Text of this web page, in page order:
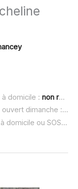
domicile : non renseigné
Médecin Meslie Chargeboeuf Micheline ouvert dimanche :
Meslie Chargeboeuf Micheline urgence à domicile ou SOS médecin :